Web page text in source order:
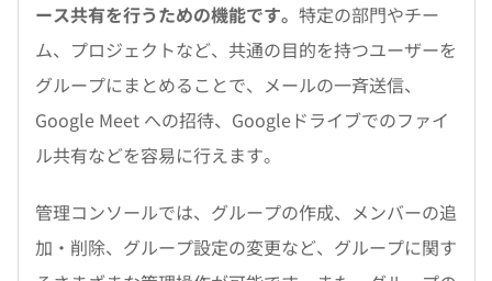
ース共有を行うための機能です。 特定の部門やチー
ム、プロジェクトなど、共通の目的を持つユーザーを
グループにまとめることで、メールの一斉送信、
Google Meet への招待、Googleドライブでのファイ
ル共有などを容易に行えます。
管理コンソールでは、グループの作成、メンバーの追
加・削除、グループ設定の変更など、グループに関す